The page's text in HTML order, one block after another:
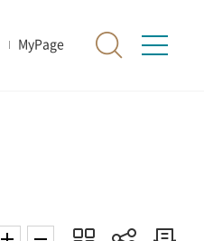
MyPage